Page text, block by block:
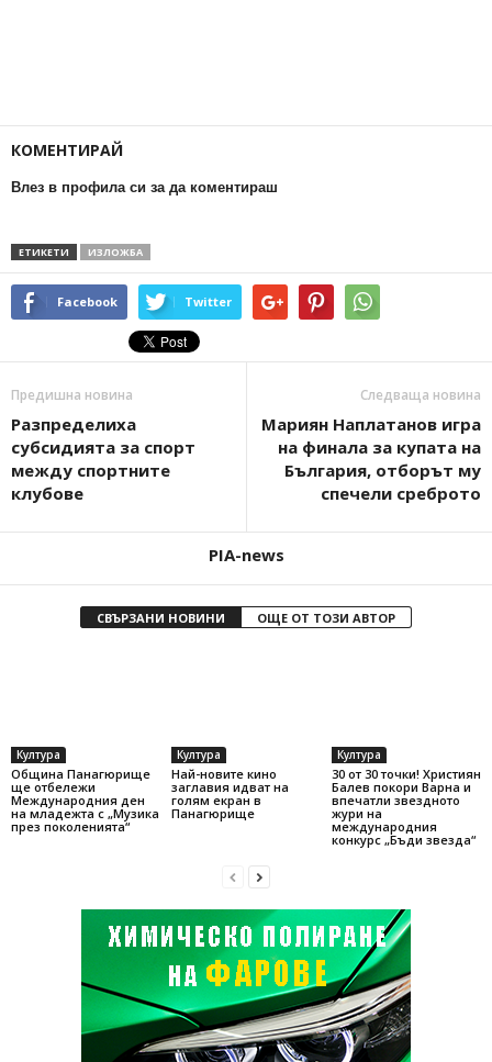
КОМЕНТИРАЙ
Влез в профила си за да коментираш
ЕТИКЕТИ ИЗЛОЖБА
Facebook Twitter
Предишна новина
Разпределиха
субсидията за спорт
между спортните
клубове
Следваща новина
Мариян Наплатанов игра
на финала за купата на
България, отборът му
спечели среброто
PIA-news
СВЪРЗАНИ НОВИНИ ОЩЕ ОТ ТОЗИ АВТОР
Култура
Община Панагюрище
ще отбележи
Международния ден
на младежта с „Музика
през поколенията“
Култура
Най-новите кино
заглавия идват на
голям екран в
Панагюрище
Култура
30 от 30 точки! Християн
Балев покори Варна и
впечатли звездното
жури на
международния
конкурс „Бъди звезда“